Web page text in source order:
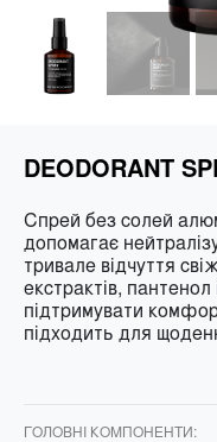
DEODORANT
Спрей без солей
допомагає
тривале відчуття
екстрактів,
підтримувати
підходить для
ГОЛОВНІ КОМПОНЕНТИ: